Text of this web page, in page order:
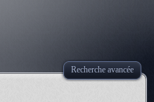
Recherche avancée